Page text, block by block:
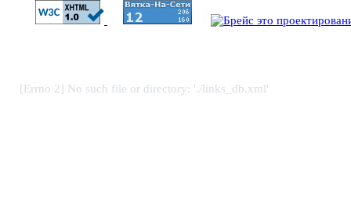
[Errno 2] No such file or directory: './links_db.xml'